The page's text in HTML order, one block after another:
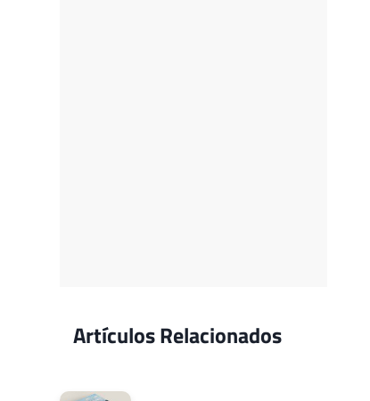
Artículos Relacionados